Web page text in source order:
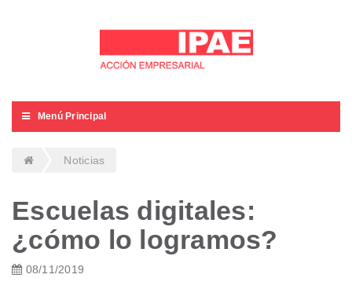
Menú Principal
Noticias
Escuelas digitales:
¿cómo lo logramos?
08/11/2019